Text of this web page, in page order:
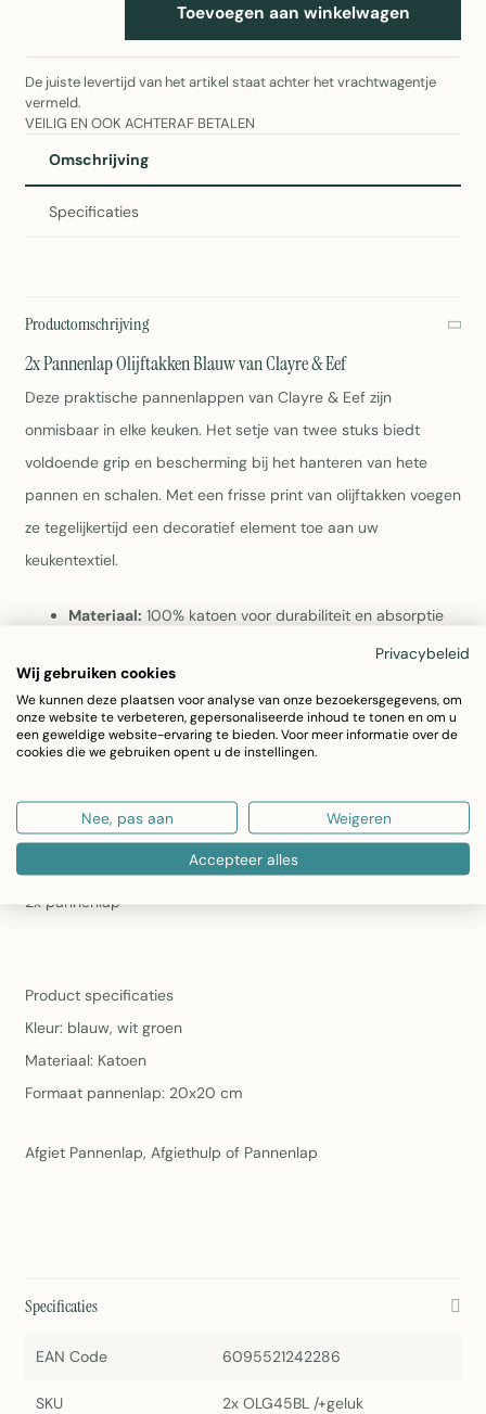
Toevoegen aan winkelwagen
De juiste levertijd van het artikel staat achter het vrachtwagentje
vermeld.
VEILIG EN OOK ACHTERAF BETALEN
Omschrijving
Specificaties
Productomschrijving
2x Pannenlap Olijftakken Blauw van Clayre & Eef
Deze praktische pannenlappen van Clayre & Eef zijn
onmisbaar in elke keuken. Het setje van twee stuks biedt
voldoende grip en bescherming bij het hanteren van hete
pannen en schalen. Met een frisse print van olijftakken voegen
ze tegelijkertijd een decoratief element toe aan uw
keukentextiel.
Materiaal: 100% katoen voor durabiliteit en absorptie
handig formaat
Ontwerp:
Blauwe achtergrond met olijftakken motief in
groen en wit
Set inhoud:2 pannenlappen voor dagelijks gebruik in
de keuken
2x pannenlap van katoen van het merk Clayre & Eef met een
print van olijftakken.
2x pannenlap
Product specificaties
Kleur: blauw, wit groen
Materiaal: Katoen
Formaat pannenlap: 20x20 cm
Afgiet Pannenlap, Afgiethulp of Pannenlap
Specificaties
EAN Code 6095521242286
SKU 2x OLG45BL /+geluk
Privacybeleid
Wij gebruiken cookies
We kunnen deze plaatsen voor analyse van onze bezoekersgegevens, om
onze website te verbeteren, gepersonaliseerde inhoud te tonen en om u
een geweldige website-ervaring te bieden. Voor meer informatie over de
cookies die we gebruiken opent u de instellingen.
Nee, pas aan Weigeren
Accepteer alles